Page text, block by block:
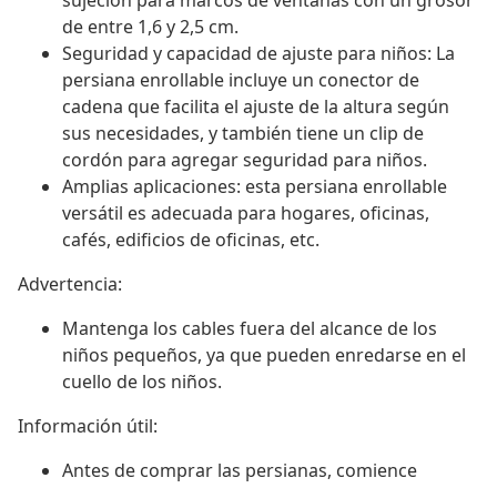
de entre 1,6 y 2,5 cm.
Seguridad y capacidad de ajuste para niños: La
persiana enrollable incluye un conector de
cadena que facilita el ajuste de la altura según
sus necesidades, y también tiene un clip de
cordón para agregar seguridad para niños.
Amplias aplicaciones: esta persiana enrollable
versátil es adecuada para hogares, oficinas,
cafés, edificios de oficinas, etc.
Advertencia:
Mantenga los cables fuera del alcance de los
niños pequeños, ya que pueden enredarse en el
cuello de los niños.
Información útil:
Antes de comprar las persianas, comience